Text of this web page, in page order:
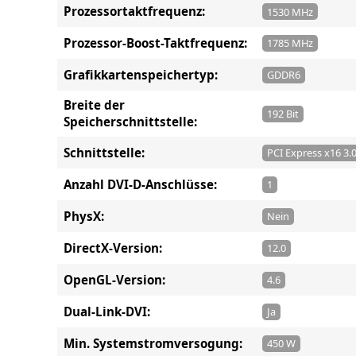
Prozessortaktfrequenz: 1530 MHz
Prozessor-Boost-Taktfrequenz: 1785 MHz
Grafikkartenspeichertyp: GDDR6
Breite der
Speicherschnittstelle:
192 Bit
Schnittstelle: PCI Express x16 3.0
Anzahl DVI-D-Anschlüsse: 1
PhysX: Nein
DirectX-Version: 12.0
OpenGL-Version: 4.6
Dual-Link-DVI: Ja
Min. Systemstromversogung: 450 W